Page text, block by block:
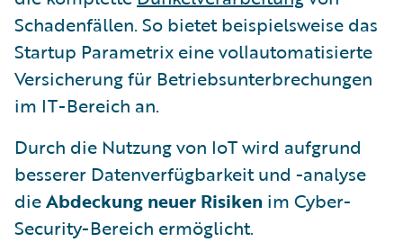
Schadenfällen. So bietet beispielsweise das
Startup Parametrix eine vollautomatisierte
Versicherung für Betriebsunterbrechungen
im IT-Bereich an.
Durch die Nutzung von IoT wird aufgrund
besserer Datenverfügbarkeit und -analyse
dieAbdeckung neuer Risiken im Cyber-
Security-Bereich ermöglicht.